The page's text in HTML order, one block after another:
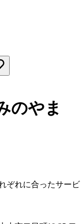
のやま
ぞれに合ったサービ